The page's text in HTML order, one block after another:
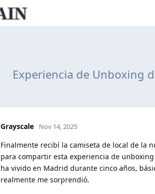
Experiencia de Unboxing
Grayscale Nov 14, 2025
Finalmente recibí la camiseta de local de la
para compartir esta experiencia de
ha vivido en Madrid durante cinco años,
realmente me sorprendió.